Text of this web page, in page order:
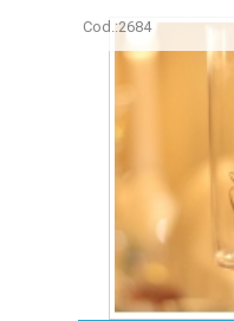
Cod.:2684